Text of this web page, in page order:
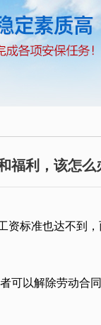
福利，该怎么
标准也达不到
可以解除劳动合同